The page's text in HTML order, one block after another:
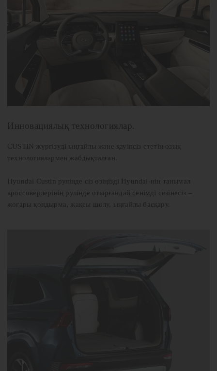
Инновациялық технологиялар.
CUSTIN жүргізуді ыңғайлы және қауіпсіз ететін озық
технологиялармен жабдықталған.
Hyundai Custin рулінде сіз өзіңізді Hyundai-нің танымал
кроссоверлерінің рулінде отырғандай сенімді сезінесіз –
жоғары қондырма, жақсы шолу, ыңғайлы басқару.